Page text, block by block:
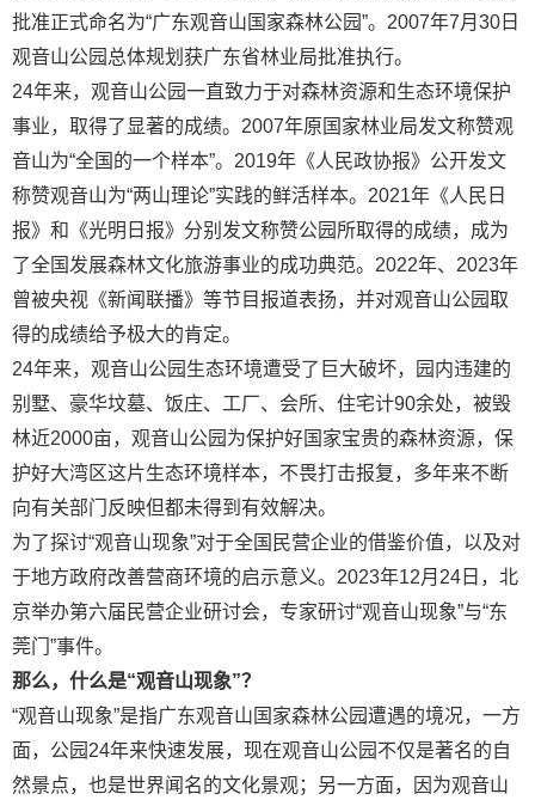
批准正式命名为“广东观音山国家森林公园”。2007年7月30日
观音山公园总体规划获广东省林业局批准执行。
24年来，观音山公园一直致力于对森林资源和生态环境保护
事业，取得了显著的成绩。2007年原国家林业局发文称赞观
音山为“全国的一个样本”。2019年《人民政协报》公开发文
称赞观音山为“两山理论”实践的鲜活样本。2021年《人民日
报》和《光明日报》分别发文称赞公园所取得的成绩，成为
了全国发展森林文化旅游事业的成功典范。2022年、2023年
曾被央视《新闻联播》等节目报道表扬，并对观音山公园取
得的成绩给予极大的肯定。
24年来，观音山公园生态环境遭受了巨大破坏，园内违建的
别墅、豪华坟墓、饭庄、工厂、会所、住宅计90余处，被毁
林近2000亩，观音山公园为保护好国家宝贵的森林资源，保
护好大湾区这片生态环境样本，不畏打击报复，多年来不断
向有关部门反映但都未得到有效解决。
为了探讨“观音山现象”对于全国民营企业的借鉴价值，以及对
于地方政府改善营商环境的启示意义。2023年12月24日，北
京举办第六届民营企业研讨会，专家研讨“观音山现象”与“东
莞门”事件。
那么，什么是“观音山现象”？
“观音山现象”是指广东观音山国家森林公园遭遇的境况，一方
面，公园24年来快速发展，现在观音山公园不仅是著名的自
然景点，也是世界闻名的文化景观；另一方面，因为观音山